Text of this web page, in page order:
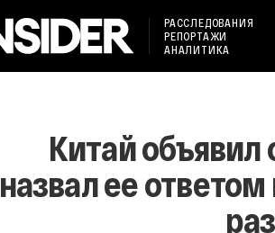
РАССЛЕДОВАНИЯ
РЕПОРТАЖИ
АНАЛИТИКА
Китай объявил
назвал ее